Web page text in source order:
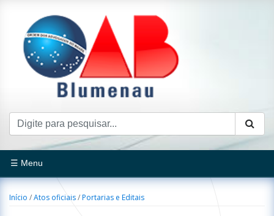
☰ Menu
Início /Atos oficiais/Portarias e Editais